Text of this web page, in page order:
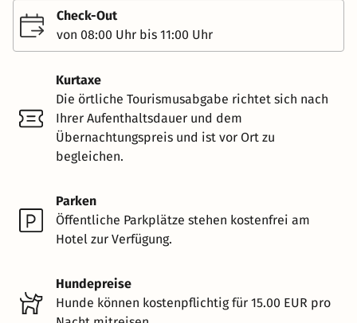
Check-Out
von 08:00 Uhr bis 11:00 Uhr
Kurtaxe
Die örtliche Tourismusabgabe richtet sich nach
Ihrer Aufenthaltsdauer und dem
Übernachtungspreis und ist vor Ort zu
begleichen.
Parken
Öffentliche Parkplätze stehen kostenfrei am
Hotel zur Verfügung.
Hundepreise
Hunde können kostenpflichtig für 15.00 EUR pro